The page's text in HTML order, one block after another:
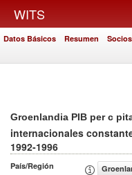
WITS
Datos Básicos Resumen Socios
Groenlandia PIB per c
internacionales
1992-1996
País/Región